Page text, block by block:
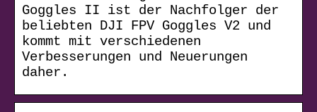
Goggles II ist der Nachfolger der
beliebten DJI FPV Goggles V2 und
kommt mit verschiedenen
Verbesserungen und Neuerungen
daher.